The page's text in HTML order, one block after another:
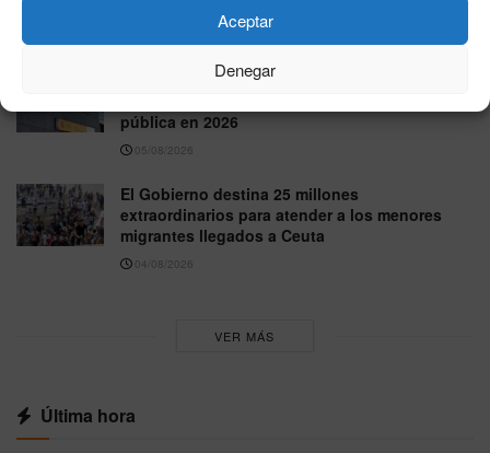
Aceptar
Denegar
El Gobierno eleva en casi 30.000 millones el
pública en 2026
05/08/2026
El Gobierno destina 25 millones
extraordinarios para atender a los menores
migrantes llegados a Ceuta
04/08/2026
VER MÁS
Última hora